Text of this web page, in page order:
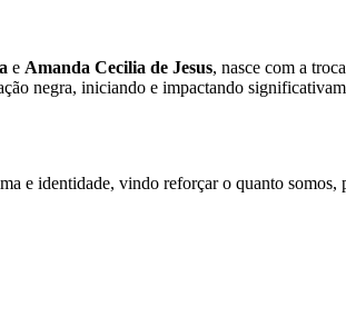
e Amanda Cecilia de Jesus, nasce com a
negra, iniciando e impactando
e identidade, vindo reforçar o quanto